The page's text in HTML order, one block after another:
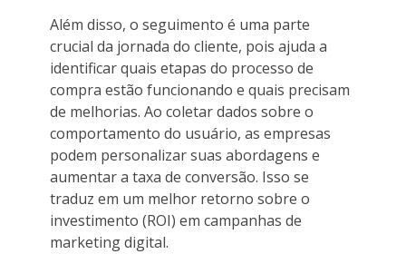
Além disso, o seguimento é uma parte
crucial da jornada do cliente, pois ajuda a
identificar quais etapas do processo de
compra estão funcionando e quais precisam
de melhorias. Ao coletar dados sobre o
comportamento do usuário, as empresas
podem personalizar suas abordagens e
aumentar a taxa de conversão. Isso se
traduz em um melhor retorno sobre o
investimento (ROI) em campanhas de
marketing digital.